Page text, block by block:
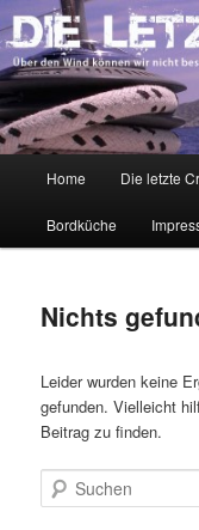
Zum
primären
Inhalt
springen
Zum
sekundären
Inhalt
springenDIE
Über den Wind können
richten.
Home Die letzte
Bordküche
Nichts
Leider wurden keine
gefunden. Vielleicht
Beitrag zu finden.
Suchen